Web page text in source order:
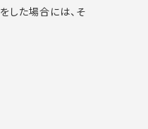
した場合には、そ